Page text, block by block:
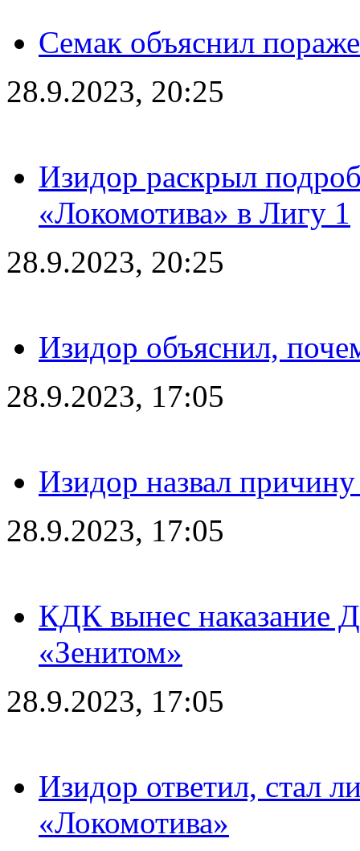
Семак объяснил
28.9.2023, 20:25
Изидор раскрыл
«Локомотива» в Лигу 1
28.9.2023, 20:25
Изидор объяснил,
28.9.2023, 17:05
Изидор назвал
28.9.2023, 17:05
КДК вынес наказание
«Зенитом»
28.9.2023, 17:05
Изидор ответил, стал
«Локомотива»